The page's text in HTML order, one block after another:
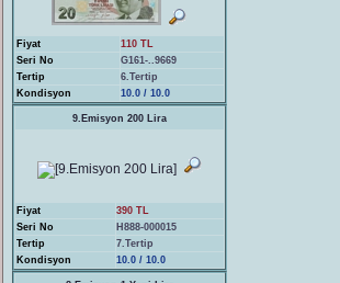
Fiyat
110 TL
Seri No
G161-..9669
Tertip
6.Tertip
Kondisyon
10.0 / 10.0
9.Emisyon 200 Lira
Fiyat
390 TL
Seri No
H888-000015
Tertip
7.Tertip
Kondisyon
10.0 / 10.0